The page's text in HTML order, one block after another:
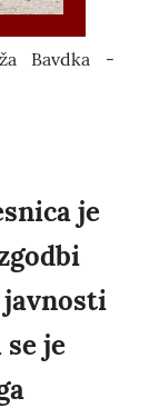
Bavdka -
je
javnosti
je